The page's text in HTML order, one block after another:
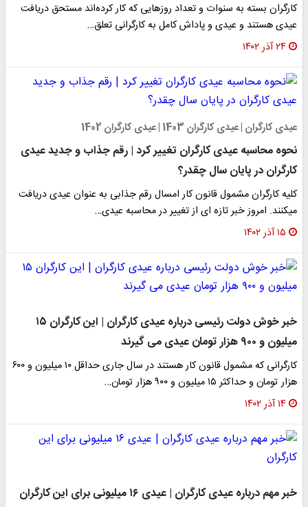
کارگران بسته به سنوات و تعداد روزهایی که کار کرده‌اند مستحق دریافت
عیدی هستند و عیدی و پاداش کامل به کارگرانی تعلق…
۲۴ آذر ۱۴۰۲
عیدی کارگران | عیدی کارگران 1403 | عیدی کارگران 1402
نحوه محاسبه عیدی کارگران تغییر کرد | رقم جذاب و جدید عیدی
کارگران در پایان سال چقدر؟
کلیه کارگران مشمول قانون کار امسال رقم جذابی به عنوان عیدی دریافت
میکنند. امروز خبر تازه ای از تغییر در محاسبه عیدی…
۱۵ آذر ۱۴۰۲
خبر خوش دولت رئیسی درباره عیدی کارگران | این کارگران ۱۵
میلیون و ۹۰۰ هزار تومان عیدی می گیرند
کارگرانی که مشمول قانون کار هستند در سال جاری حداقل ۱۰ میلیون و ۶۰۰
هزار تومان و حداکثر ۱۵ میلیون و ۹۰۰ هزار تومان…
۱۴ آذر ۱۴۰۲
خبر مهم درباره عیدی کارگران | عیدی ۱۶ میلیونی برای این کارگران